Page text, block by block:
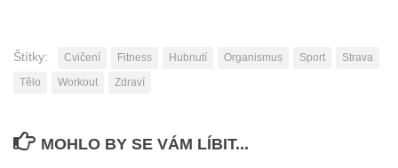
Štítky: Cvičení Fitness Hubnutí Organismus Sport
Strava
Tělo
Workout Zdraví
MOHLO BY SE VÁM LÍBIT...